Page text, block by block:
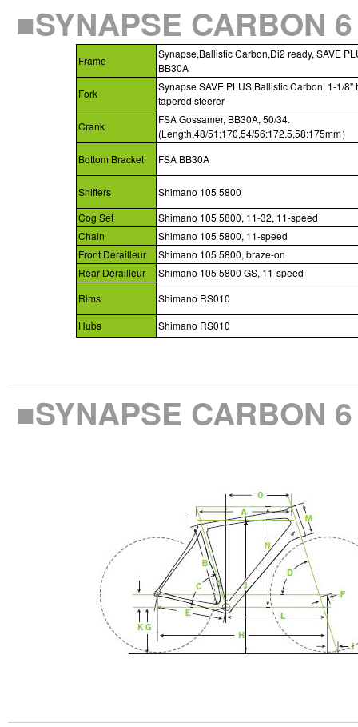
■SYNAPSE CARBON
Frame
Synapse,Ballistic Carbon,Di2 ready, SAVE
BB30A
Fork
Synapse SAVE PLUS,Ballistic Carbon, 1-1/8"
tapered steerer
Crank
FSA Gossamer, BB30A, 50/34.
(Length,48/51:170,54/56:172.5,58:175mm）
Bottom Bracket
FSA BB30A
Shifters
Shimano 105 5800
Cog Set
Shimano 105 5800, 11-32, 11-speed
Chain
Shimano 105 5800, 11-speed
Front Derailleur
Shimano 105 5800, braze-on
Rear Derailleur
Shimano 105 5800 GS, 11-speed
Rims
Shimano RS010
Hubs
Shimano RS010
■SYNAPSE CARBON